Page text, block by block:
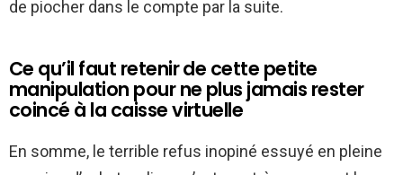
de piocher dans le compte par la suite.
Ce qu’il faut retenir de cette petite
manipulation pour ne plus jamais rester
coincé à la caisse virtuelle
En somme, le terrible refus inopiné essuyé en pleine